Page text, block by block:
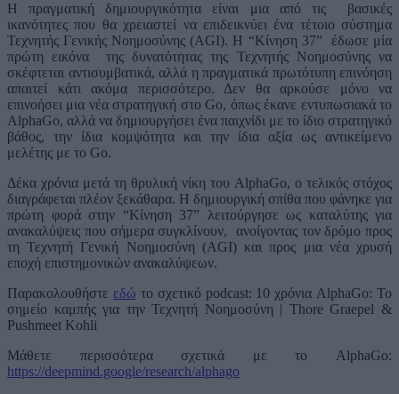
Η πραγματική δημιουργικότητα είναι μια από τις βασικές
ικανότητες που θα χρειαστεί να επιδεικνύει ένα τέτοιο σύστημα
Τεχνητής Γενικής Νοημοσύνης (AGI). Η “Κίνηση 37” έδωσε μία
πρώτη εικόνα της δυνατότητας της Τεχνητής Νοημοσύνης να
σκέφτεται αντισυμβατικά, αλλά η πραγματικά πρωτότυπη επινόηση
απαιτεί κάτι ακόμα περισσότερο. Δεν θα αρκούσε μόνο να
επινοήσει μια νέα στρατηγική στο Go, όπως έκανε εντυπωσιακά το
AlphaGo, αλλά να δημιουργήσει ένα παιχνίδι με το ίδιο στρατηγικό
βάθος, την ίδια κομψότητα και την ίδια αξία ως αντικείμενο
μελέτης με το Go.
Δέκα χρόνια μετά τη θρυλική νίκη του AlphaGo, ο τελικός στόχος
διαγράφεται πλέον ξεκάθαρα. Η δημιουργική σπίθα που φάνηκε για
πρώτη φορά στην “Κίνηση 37” λειτούργησε ως καταλύτης για
ανακαλύψεις που σήμερα συγκλίνουν, ανοίγοντας τον δρόμο προς
τη Τεχνητή Γενική Νοημοσύνη (AGI) και προς μια νέα χρυσή
εποχή επιστημονικών ανακαλύψεων.
Παρακολουθήστε εδώ το σχετικό podcast: 10 χρόνια AlphaGo: Το
σημείο καμπής για την Τεχνητή Νοημοσύνη | Thore Graepel &
Pushmeet Kohli
Μάθετε περισσότερα σχετικά με το AlphaGo:
https://deepmind.google/research/alphago